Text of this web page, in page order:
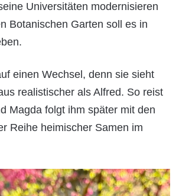
Universitäten modernisieren
Botanischen Garten soll es in
einen Wechsel, denn sie sieht
realistischer als Alfred. So reist
Magda folgt ihm später mit den
Reihe heimischer Samen im